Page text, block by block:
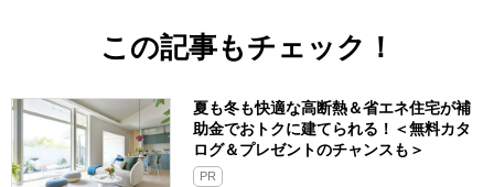
この記事もチェック！
夏も冬も快適な高断熱＆省エネ住宅が補
助金でおトクに建てられる！＜無料カタ
ログ＆プレゼントのチャンスも＞
PR